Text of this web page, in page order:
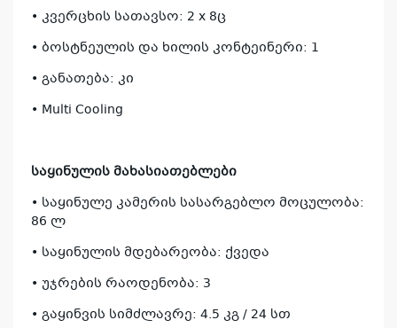
• კვერცხის სათავსო: 2 x 8ც
• ბოსტნეულის და ხილის კონტეინერი: 1
• განათება: კი
• Multi Cooling
საყინულის მახასიათებლები
• საყინულე კამერის სასარგებლო მოცულობა:
86 ლ
• საყინულის მდებარეობა: ქვედა
• უჯრების რაოდენობა: 3
• გაყინვის სიმძლავრე: 4.5 კგ / 24 სთ